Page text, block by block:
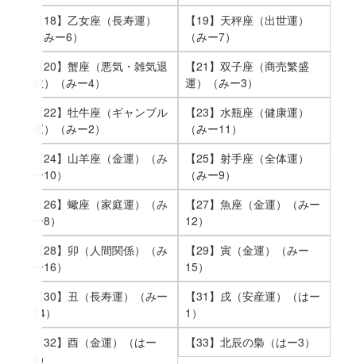
【18】乙女座（長寿運）
（みー6）
【19】天秤座（出世運）
（みー7）
【20】蟹座（悪気・雑気退
散）（みー4）
【21】双子座（商売繁盛
運）（みー3）
【22】牡牛座（ギャンブル
運）（みー2）
【23】水瓶座（健康運）
（みー11）
【24】山羊座（金運）（み
ー10）
【25】射手座（全体運）
（みー9）
【26】蠍座（家庭運）（み
ー8）
【27】魚座（金運）（みー
12）
【28】卯（人間関係）（み
ー16）
【29】寅（金運）（みー
15）
【30】丑（長寿運）（みー
14）
【31】戌（安産運）（はー
1）
【32】酉（金運）（はー
2）
【33】北辰の梟（はー3）